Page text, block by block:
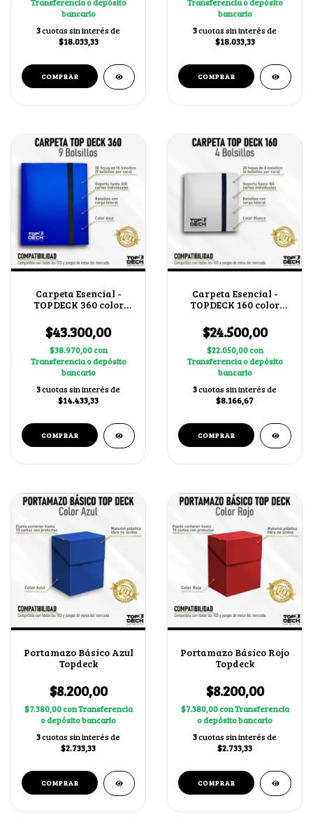
bancario
3cuotas sin interés de
$18.033,33
bancario
3cuotas sin interés de
$18.033,33
Carpeta Esencial -
TOPDECK 360 color
$43.300,00
$38.970,00con
Transferencia o depósito
bancario
3cuotas sin interés de
$14.433,33
Carpeta Esencial -
TOPDECK 160 color
$24.500,00
$22.050,00con
Transferencia o depósito
bancario
3cuotas sin interés de
$8.166,67
Portamazo Básico Azul
Topdeck
$8.200,00
$7.380,00conTransferencia
o depósito bancario
3cuotas sin interés de
$2.733,33
Portamazo Básico Rojo
Topdeck
$8.200,00
$7.380,00conTransferencia
o depósito bancario
3cuotas sin interés de
$2.733,33